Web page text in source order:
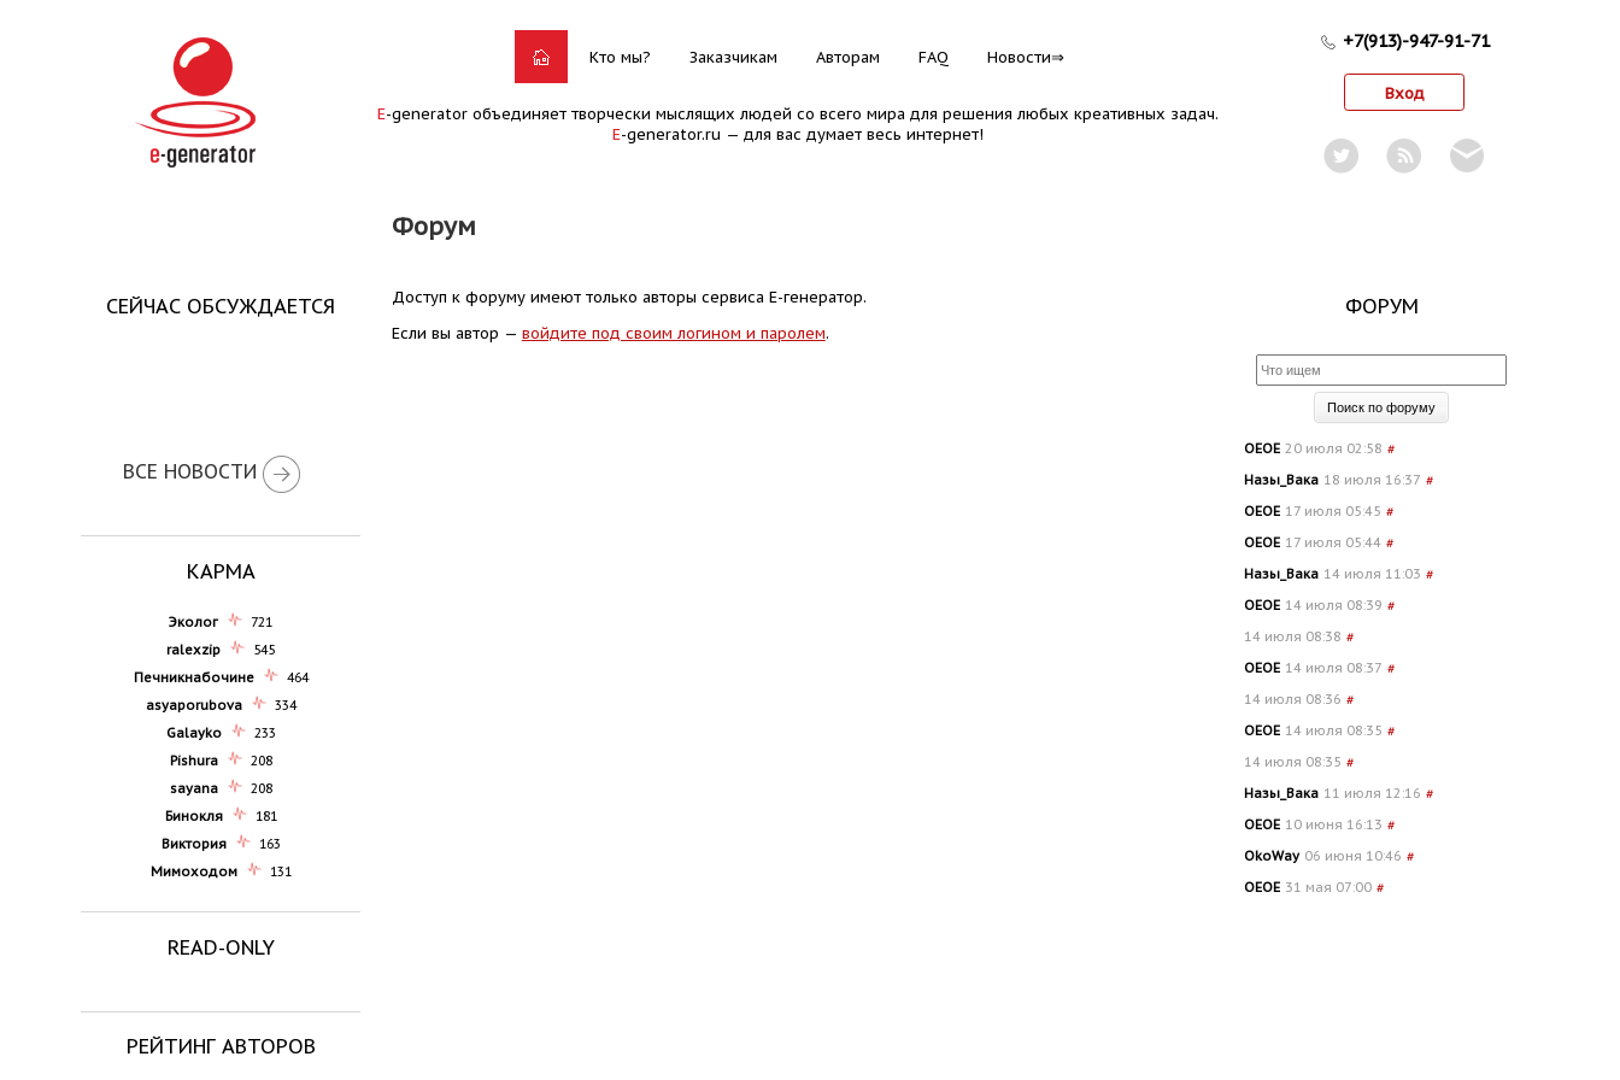
Кто мы? Заказчикам Авторам FAQ Новости
E-generator объединяет творчески мыслящих людей со всего мира для решения любых креативных задач.
E-generator.ru — для вас думает весь интернет!
+7(913)-947-91-71
Вход
Форум
СЕЙЧАС ОБСУЖДАЕТСЯ
ВСЕ НОВОСТИ
КАРМА
Эколог
721
ralexzip
545
Печникнабочине
464
asyaporubova
334
Galayko
233
Pishura
208
sayana
208
Бинокля
181
Виктория
163
Мимоходом
131
READ-ONLY
РЕЙТИНГ АВТОРОВ
Доступ к форуму имеют только авторы сервиса Е-генератор.
Если вы автор — войдите под своим логином и паролем.
ФОРУМ
OEOE 20 июля 02:58 #
Назы_Вака 18 июля 16:37 #
OEOE 17 июля 05:45 #
OEOE 17 июля 05:44 #
Назы_Вака 14 июля 11:03 #
OEOE 14 июля 08:39 #
14 июля 08:38 #
OEOE 14 июля 08:37 #
14 июля 08:36 #
OEOE 14 июля 08:35 #
14 июля 08:35 #
Назы_Вака 11 июля 12:16 #
OEOE 10 июня 16:13 #
OkoWay 06 июня 10:46 #
OEOE 31 мая 07:00 #